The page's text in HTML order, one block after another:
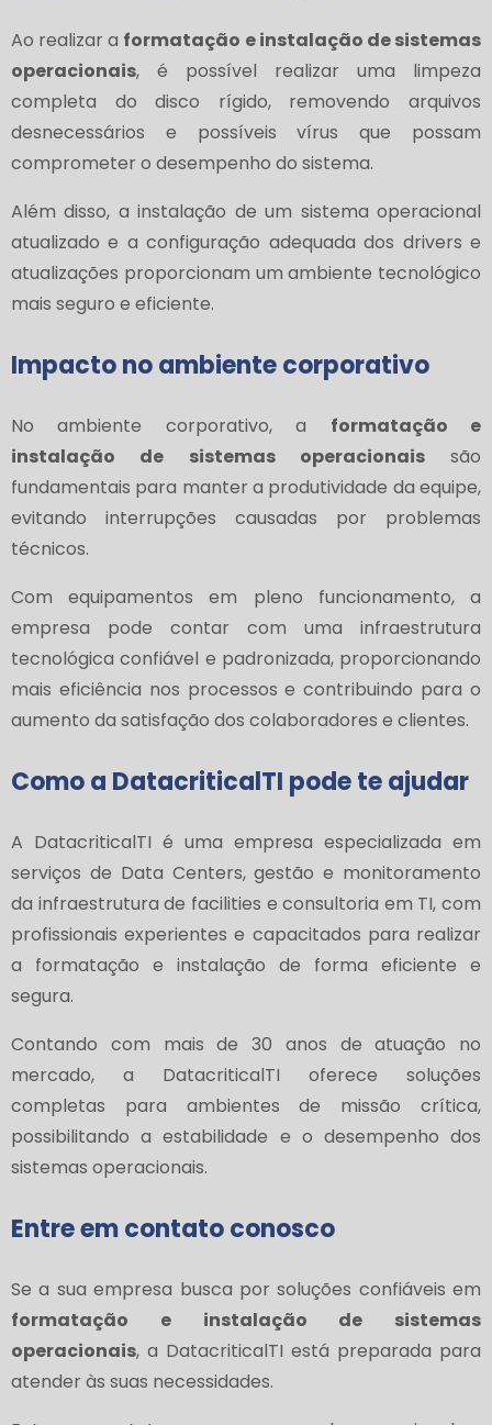
Ao realizar a formatação e instalação de sistemas
operacionais, é possível realizar uma limpeza
completa do disco rígido, removendo arquivos
desnecessários e possíveis vírus que possam
comprometer o desempenho do sistema.
Além disso, a instalação de um sistema operacional
atualizado e a configuração adequada dos drivers e
atualizações proporcionam um ambiente tecnológico
mais seguro e eficiente.
Impacto no ambiente corporativo
No ambiente corporativo, a formatação e
instalação de sistemas operacionaissão
fundamentais para manter a produtividade da equipe,
evitando interrupções causadas por problemas
técnicos.
Com equipamentos em pleno funcionamento, a
empresa pode contar com uma infraestrutura
tecnológica confiável e padronizada, proporcionando
mais eficiência nos processos e contribuindo para o
aumento da satisfação dos colaboradores e clientes.
Como a DatacriticalTI pode te ajudar
A DatacriticalTI é uma empresa especializada em
serviços de Data Centers, gestão e monitoramento
da infraestrutura de facilities e consultoria em TI, com
profissionais experientes e capacitados para realizar
a formatação e instalação de forma eficiente e
segura.
Contando com mais de 30 anos de atuação no
mercado, a DatacriticalTI oferece soluções
completas para ambientes de missão crítica,
possibilitando a estabilidade e o desempenho dos
sistemas operacionais.
Entre em contato conosco
Se a sua empresa busca por soluções confiáveis em
formatação e instalação de sistemas
operacionais, a DatacriticalTI está preparada para
atender às suas necessidades.